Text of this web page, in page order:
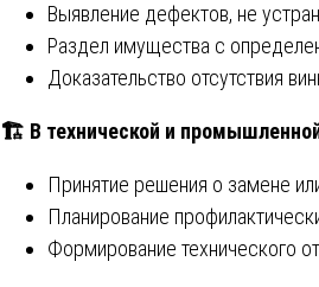
Выявление дефектов, не
Раздел имущества с
Доказательство отсутствия
🏗 В технической и
Принятие решения о замене
Планирование
Формирование технического